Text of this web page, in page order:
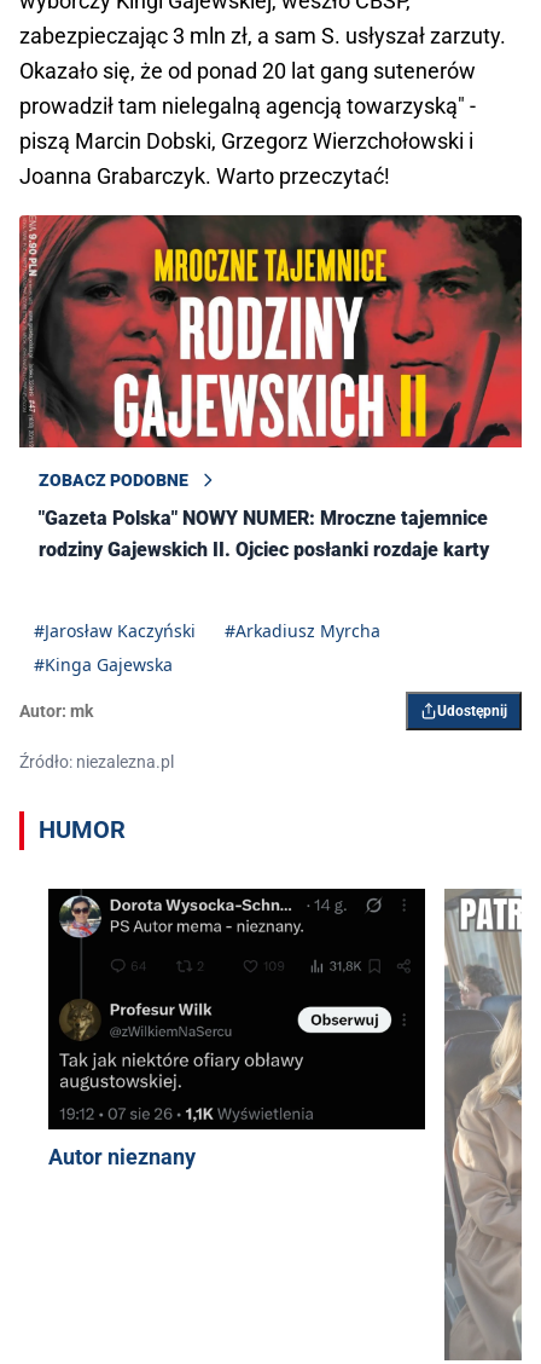
zabezpieczając 3 mln zł, a sam S. usłyszał zarzuty.
Okazało się, że od ponad 20 lat gang sutenerów
prowadził tam nielegalną agencją towarzyską" -
piszą Marcin Dobski, Grzegorz Wierzchołowski i
Joanna Grabarczyk. Warto przeczytać!
ZOBACZ PODOBNE
"Gazeta Polska" NOWY NUMER: Mroczne tajemnice
rodziny Gajewskich II. Ojciec posłanki rozdaje karty
#Jarosław Kaczyński
#Arkadiusz Myrcha
#Kinga Gajewska
Autor: mk Udostępnij
Źródło: niezalezna.pl
HUMOR
Autor nieznany